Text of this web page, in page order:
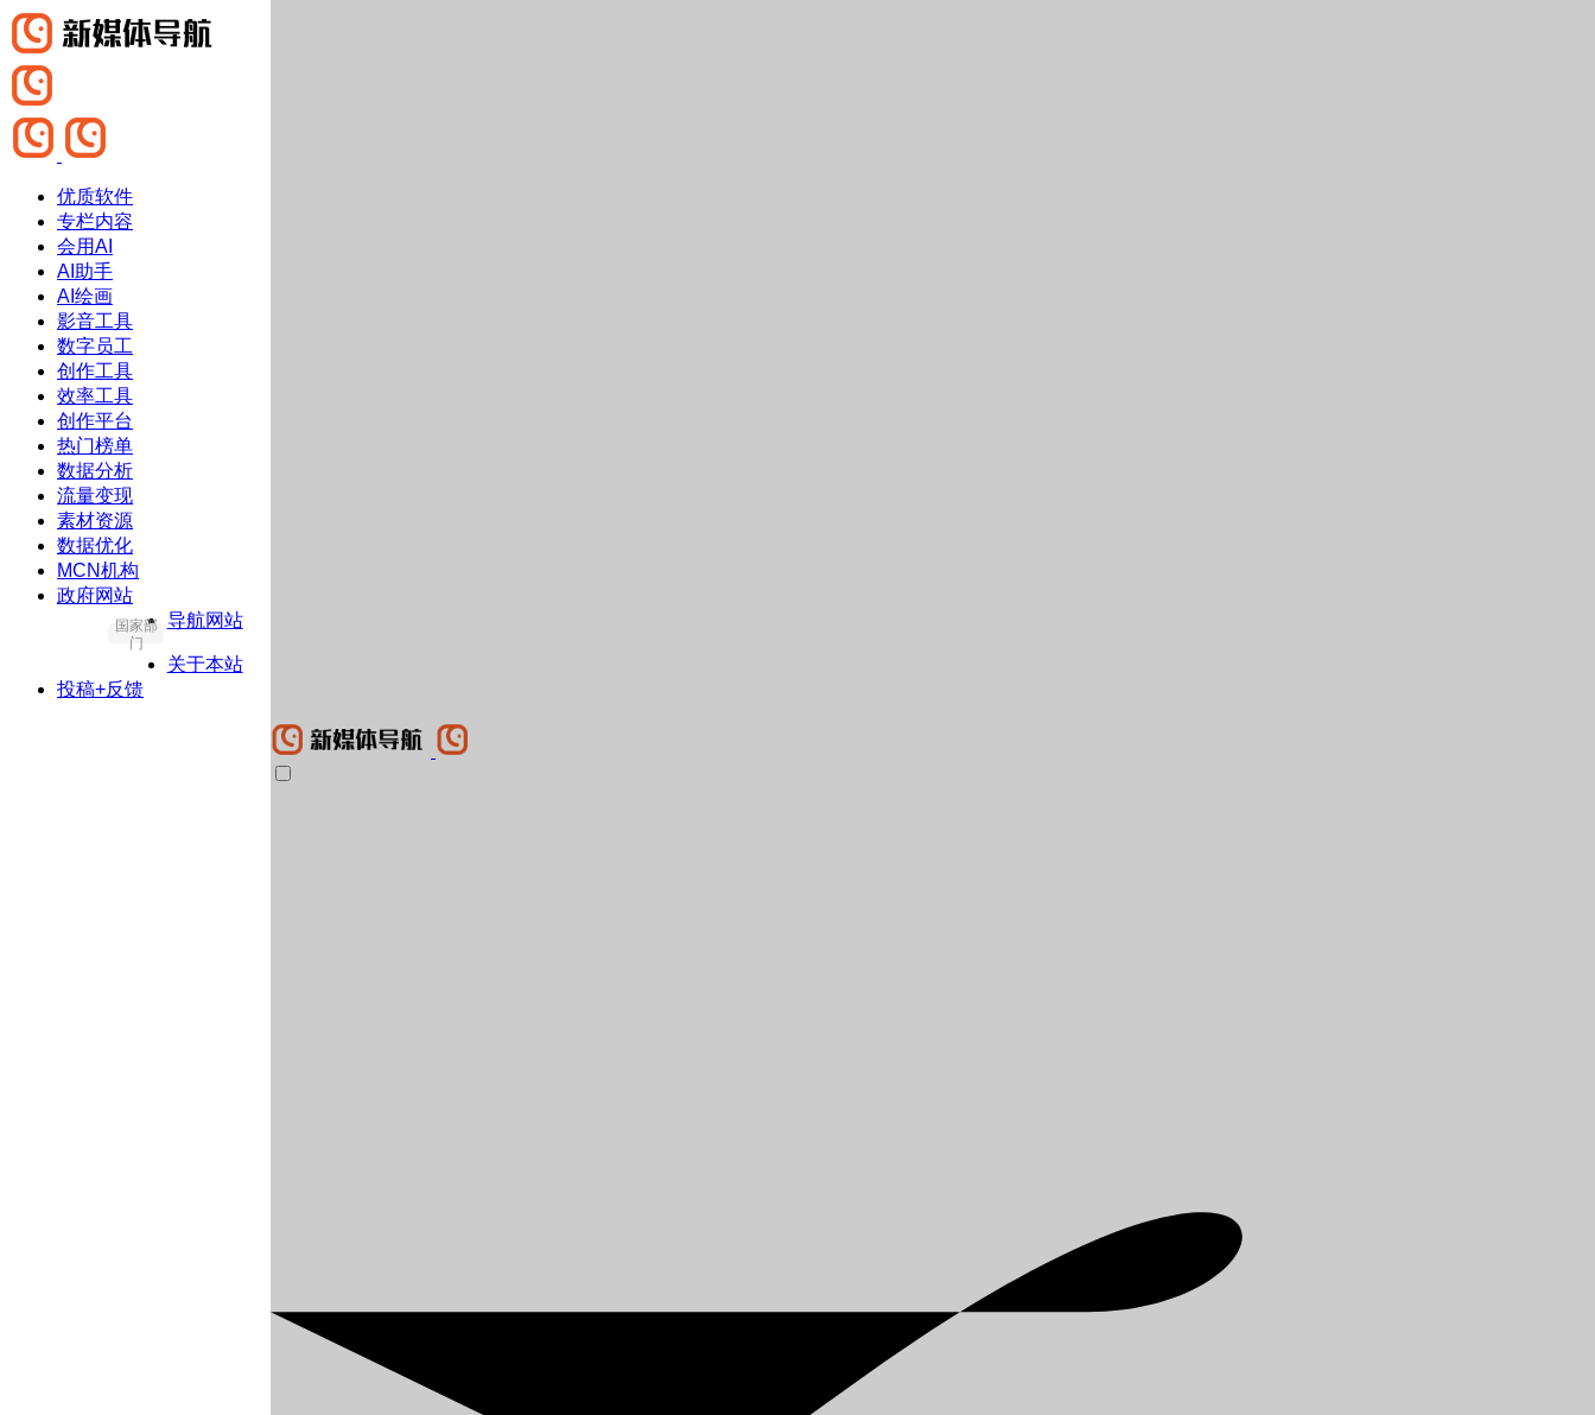
优质软件
专栏内容
会用AI
AI助手
AI绘画
影音工具
数字员工
创作工具
效率工具
创作平台
热门榜单
数据分析
流量变现
素材资源
数据优化
MCN机构
政府网站
国家部
门
导航网站
关于本站
投稿+反馈